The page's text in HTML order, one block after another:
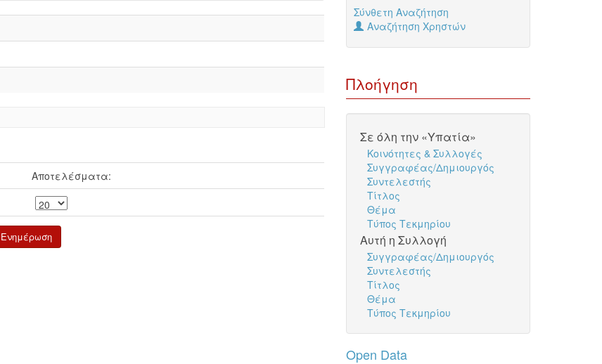
Αποτελέσματα:
Σύνθετη Αναζήτηση
Αναζήτηση Χρηστών
Πλοήγηση
Σε όλη την «Υπατία»
Κοινότητες & Συλλογές
Συγγραφέας/Δημιουργός
Συντελεστής
Τίτλος
Θέμα
Τύπος Τεκμηρίου
Αυτή η Συλλογή
Συγγραφέας/Δημιουργός
Συντελεστής
Τίτλος
Θέμα
Τύπος Τεκμηρίου
Open Data